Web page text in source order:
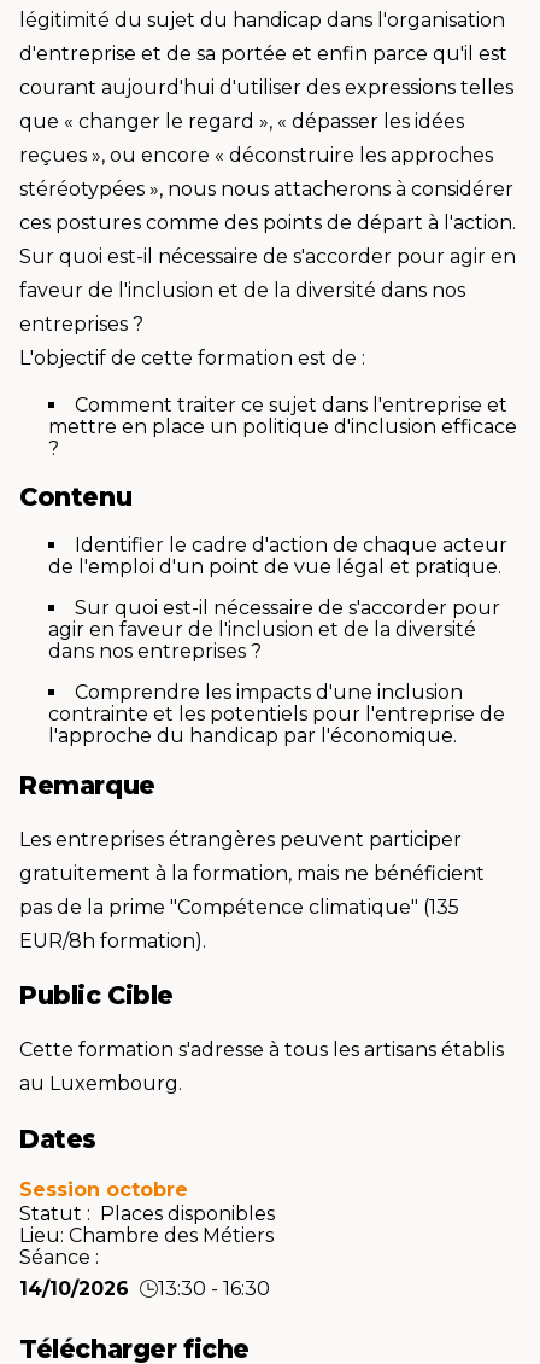
légitimité du sujet du handicap dans l'organisation
d'entreprise et de sa portée et enfin parce qu'il est
courant aujourd'hui d'utiliser des expressions telles
que « changer le regard », « dépasser les idées
reçues », ou encore « déconstruire les approches
stéréotypées », nous nous attacherons à considérer
ces postures comme des points de départ à l'action.
Sur quoi est-il nécessaire de s'accorder pour agir en
faveur de l'inclusion et de la diversité dans nos
entreprises ?
L'objectif de cette formation est de :
Comment traiter ce sujet dans l'entreprise et
mettre en place un politique d'inclusion efficace
?
Contenu
Identifier le cadre d'action de chaque acteur
de l'emploi d'un point de vue légal et pratique.
Sur quoi est-il nécessaire de s'accorder pour
agir en faveur de l'inclusion et de la diversité
dans nos entreprises ?
Comprendre les impacts d'une inclusion
contrainte et les potentiels pour l'entreprise de
l'approche du handicap par l'économique.
Remarque
Les entreprises étrangères peuvent participer
gratuitement à la formation, mais ne bénéficient
pas de la prime "Compétence climatique" (135
EUR/8h formation).
Public Cible
Cette formation s'adresse à tous les artisans établis
au Luxembourg.
Dates
Session octobre
Statut : Places disponibles
Lieu: Chambre des Métiers
Séance :
14/10/2026
13:30 - 16:30
Télécharger fiche